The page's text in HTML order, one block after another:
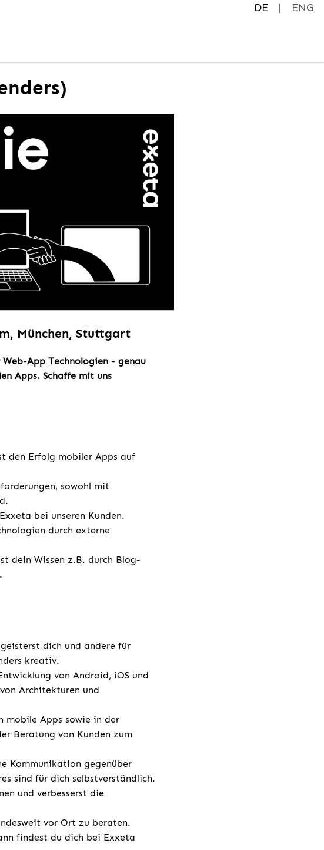
DE
ENG
München, Stuttgart
App Technologien - genau
Apps. Schaffe mit uns
den Erfolg mobiler Apps auf
sowohl mit
bei unseren Kunden.
durch externe
dein Wissen z.B. durch Blog-
dich und andere für
kreativ.
von Android, iOS und
Architekturen und
mobile Apps sowie in der
Beratung von Kunden zum
Kommunikation gegenüber
sind für dich selbstverständlich.
und verbesserst die
vor Ort zu beraten.
findest du dich bei Exxeta